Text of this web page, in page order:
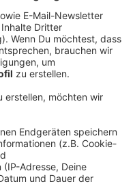
aus dem
spannendsten
ersten Mega-Hit
und einen Super-
noch zu ihren Fans
Musical: Die Serie"
sich als Nini
zig Teenies